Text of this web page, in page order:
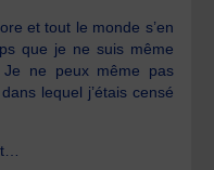
et tout le monde s’en
que je ne suis même
ne peux même pas
lequel j’étais censé